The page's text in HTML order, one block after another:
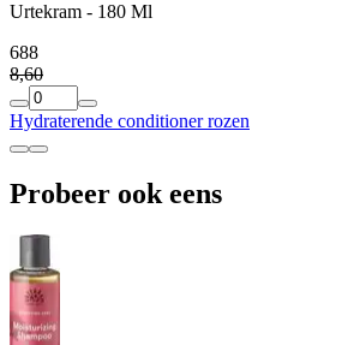
Urtekram - 180 Ml
688
8,60
Hydraterende conditioner rozen
Probeer ook eens